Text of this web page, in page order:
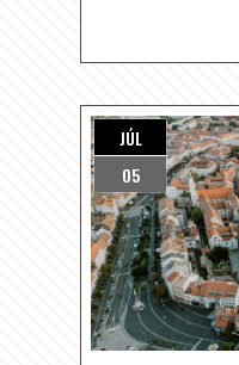
JÚL
05